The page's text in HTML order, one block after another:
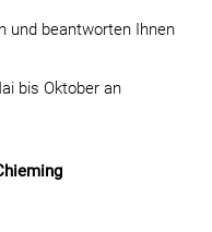
und beantworten Ihnen
bis Oktober an